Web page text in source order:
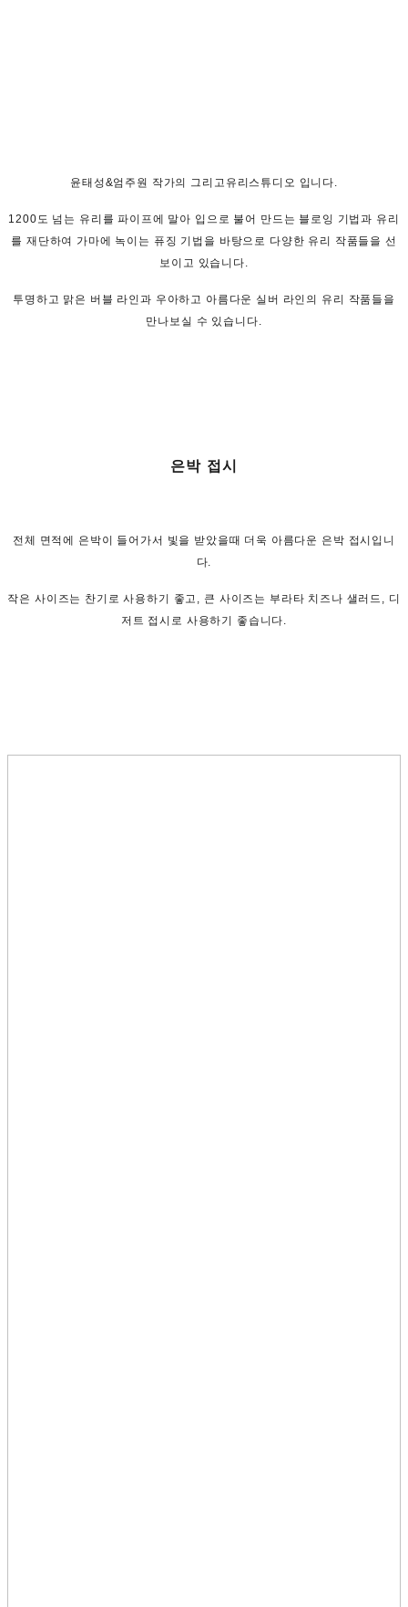
윤태성&엄주원 작가의 그리고유리스튜디오 입니다.
1200도 넘는 유리를 파이프에 말아 입으로 불어 만드는 블로잉 기법과 유리
를 재단하여 가마에 녹이는 퓨징 기법을 바탕으로 다양한 유리 작품들을 선
보이고 있습니다.
투명하고 맑은 버블 라인과 우아하고 아름다운 실버 라인의 유리 작품들을
만나보실 수 있습니다.
은박 접시
전체 면적에 은박이 들어가서 빛을 받았을때 더욱 아름다운 은박 접시입니
다.
작은 사이즈는 찬기로 사용하기 좋고, 큰 사이즈는 부라타 치즈나 샐러드, 디
저트 접시로 사용하기 좋습니다.